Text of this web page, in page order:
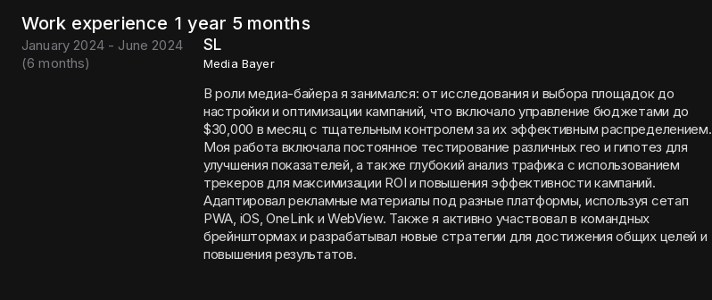
Work experience 1 year 5 months
January 2024 - June 2024
(6 months)
SL
Media Bayer
В роли медиа-байера я занимался: от исследования и выбора площадок до
настройки и оптимизации кампаний, что включало управление бюджетами до
$30,000 в месяц с тщательным контролем за их эффективным распределением.
Моя работа включала постоянное тестирование различных гео и гипотез для
улучшения показателей, а также глубокий анализ трафика с использованием
трекеров для максимизации ROI и повышения эффективности кампаний.
Адаптировал рекламные материалы под разные платформы, используя сетап
PWA, iOS, OneLink и WebView. Также я активно участвовал в командных
брейнштормах и разрабатывал новые стратегии для достижения общих целей и
повышения результатов.